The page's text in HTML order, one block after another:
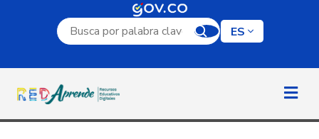
Campo de búsqueda por palabra clave
ES